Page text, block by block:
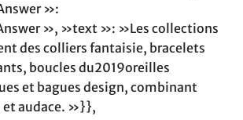
»:
», »text »: »Les collections
des colliers fantaisie, bracelets
boucles du2019oreilles
et bagues design, combinant
audace. »}},